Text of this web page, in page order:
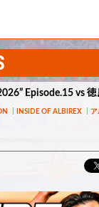
Episode.15 vs
INSIDE OF ALBIREX